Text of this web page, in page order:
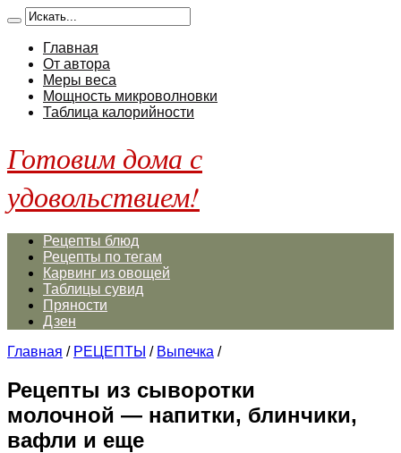
Главная
От автора
Меры веса
Мощность микроволновки
Таблица калорийности
Готовим дома с
удовольствием!
Рецепты блюд
Рецепты по тегам
Карвинг из овощей
Таблицы сувид
Пряности
Дзен
Главная / РЕЦЕПТЫ / Выпечка /
Рецепты из сыворотки
молочной — напитки, блинчики,
вафли и еще